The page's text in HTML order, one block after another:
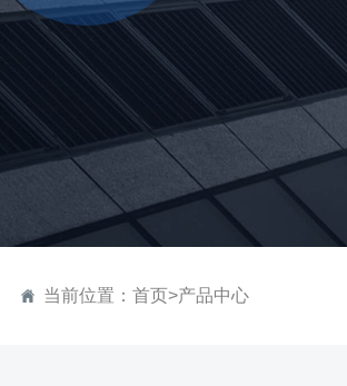
当前位置： 首页>产品中心